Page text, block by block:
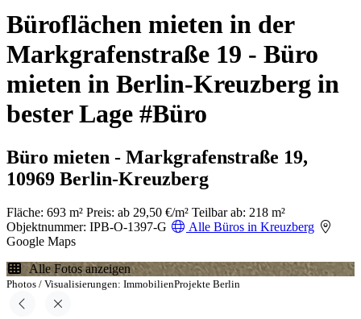
Büroflächen mieten in der
Markgrafenstraße 19 - Büro
mieten in Berlin-Kreuzberg in
bester Lage #Büro
Büro mieten - Markgrafenstraße 19,
10969 Berlin-Kreuzberg
Fläche: 693 m² Preis: ab 29,50 €/m² Teilbar ab: 218 m²
Objektnummer: IPB-O-1397-G
Alle Büros in Kreuzberg
Google Maps
Alle Fotos anzeigen
Photos / Visualisierungen: ImmobilienProjekte Berlin